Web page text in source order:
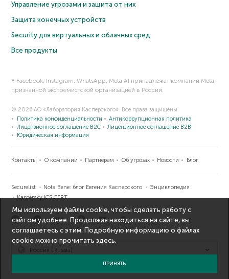
Управление угрозами и защита от них
Защита конечных устройств
Security для виртуальных и облачных сред
Все продукты
* Facebook, Instagram, WhatsApp, Meta AI принадлежат компании Meta,
признанной экстремистской организацией в России.
© 2026 АО «Лаборатория Касперского». Все права защищены.
Политика конфиденциальности
Антикоррупционная политика
Лицензионное соглашение B2C
Лицензионное соглашение B2B
Юридическая информация
Контакты О компании Партнерам Об угрозах Новости Блог
Securelist Nota Bene: блог Евгения Касперского
Энциклопедия
Kaspersky ICS CERT
Россия (Russia)
Мы используем файлы cookie, чтобы сделать работу с
сайтом удобнее. Продолжая находиться на сайте, вы
соглашаетесь с этим. Подробную информацию о файлах
cookie можно прочитатьздесь.
ПРИНЯТЬ